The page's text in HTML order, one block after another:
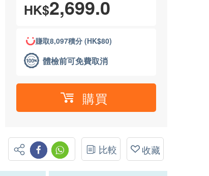
HK$2,699.0
賺取8,097積分 (HK$80)
體檢前可免費取消
購買
比較 收藏